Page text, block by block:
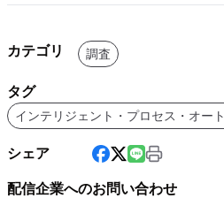
カテゴリ 調査
タグ
インテリジェント・プロセス・オー
シェア
配信企業へのお問い合わせ